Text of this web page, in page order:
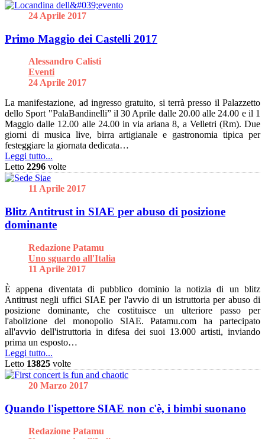
24 Aprile 2017
Primo Maggio dei Castelli 2017
Alessandro Calisti
Eventi
24 Aprile 2017
La manifestazione, ad ingresso gratuito, si terrà presso il Palazzetto
dello Sport "PalaBandinelli” il 30 Aprile dalle 20.00 alle 24.00 e il 1
Maggio dalle 12.00 alle 24.00 in via ariana 8, a Velletri (Rm). Due
giorni di musica live, birra artigianale e gastronomia tipica per
festeggiare la giornata dedicata…
Leggi tutto...
Letto 2296 volte
11 Aprile 2017
Blitz Antitrust in SIAE per abuso di posizione
dominante
Redazione Patamu
Uno sguardo all'Italia
11 Aprile 2017
È appena diventata di pubblico dominio la notizia di un blitz
Antitrust negli uffici SIAE per l'avvio di un istruttoria per abuso di
posizione dominante, che costituisce un ulteriore passo per
l'abolizione del monopolio SIAE. Patamu.com ha partecipato
all'avvio dell'istruttoria in difesa dei suoi 13.000 artisti, inviando
prima un esposto…
Leggi tutto...
Letto 13825 volte
20 Marzo 2017
Quando l'ispettore SIAE non c'è, i bimbi suonano
Redazione Patamu